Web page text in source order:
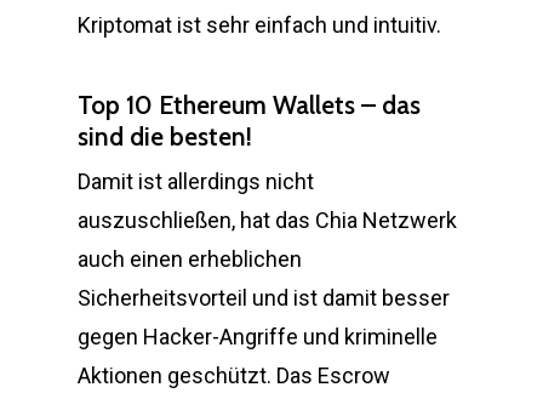
Kriptomat ist sehr einfach und intuitiv.
Top 10 Ethereum Wallets – das
sind die besten!
Damit ist allerdings nicht
auszuschließen, hat das Chia Netzwerk
auch einen erheblichen
Sicherheitsvorteil und ist damit besser
gegen Hacker-Angriffe und kriminelle
Aktionen geschützt. Das Escrow